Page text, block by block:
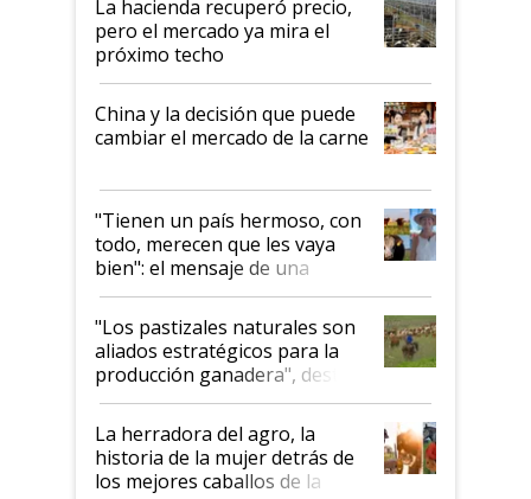
La hacienda recuperó precio,
pero el mercado ya mira el
próximo techo
China y la decisión que puede
cambiar el mercado de la carne
"Tienen un país hermoso, con
todo, merecen que les vaya
bien": el mensaje de una
ganadera uruguaya sobre las
oportunidades que se abren
para el agro en Argentina, con
foco en la carne
"Los pastizales naturales son
aliados estratégicos para la
producción ganadera", destaca
la iniciativa que ya reúne a 46
establecimientos en Argentina
La herradora del agro, la
historia de la mujer detrás de
los mejores caballos de la